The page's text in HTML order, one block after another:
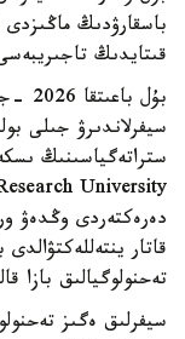
باسقارۋدىڭ ماڭىزدى
قىتايدىڭ
ستراتەگياسىنىڭ
دەرەكتەردى وڭدەۋ
قاتار
تەحنولوگيالىق بازا
سيفرلىق ەگىز